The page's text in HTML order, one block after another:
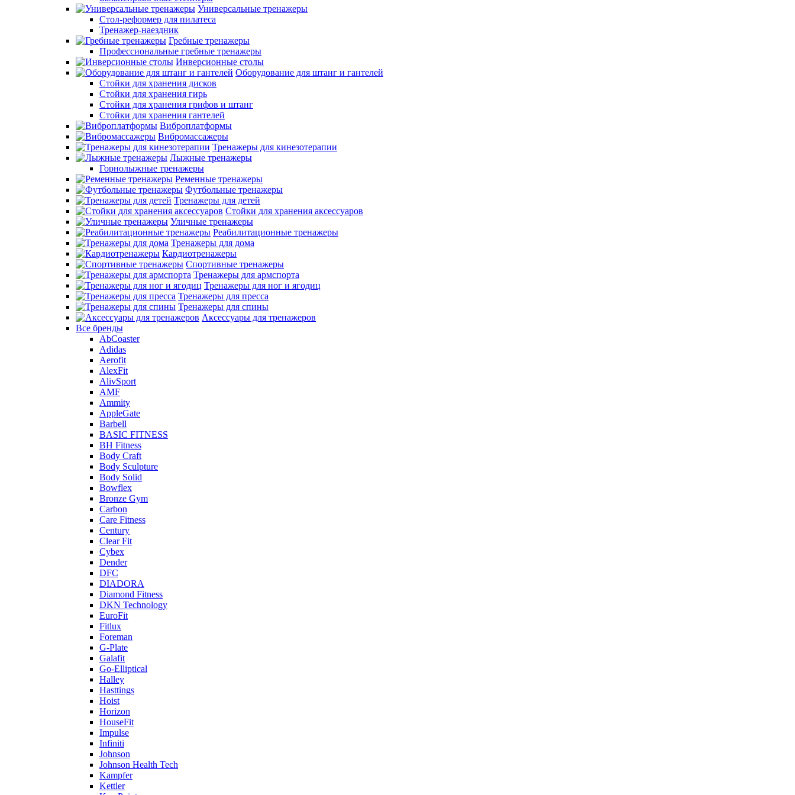
Универсальные тренажеры
Стол-реформер для пилатеса
Тренажер-наездник
Гребные тренажеры
Профессиональные гребные тренажеры
Инверсионные столы
Оборудование для штанг и гантелей
Стойки для хранения дисков
Стойки для хранения гирь
Стойки для хранения грифов и штанг
Стойки для хранения гантелей
Виброплатформы
Вибромассажеры
Тренажеры для кинезотерапии
Лыжные тренажеры
Горнолыжные тренажеры
Ременные тренажеры
Футбольные тренажеры
Тренажеры для детей
Стойки для хранения аксессуаров
Уличные тренажеры
Реабилитационные тренажеры
Тренажеры для дома
Кардиотренажеры
Спортивные тренажеры
Тренажеры для армспорта
Тренажеры для ног и ягодиц
Тренажеры для пресса
Тренажеры для спины
Аксессуары для тренажеров
Все бренды
AbCoaster
Adidas
Aerofit
AlexFit
AlivSport
AMF
Ammity
AppleGate
Barbell
BASIC FITNESS
BH Fitness
Body Craft
Body Sculpture
Body Solid
Bowflex
Bronze Gym
Carbon
Care Fitness
Century
Clear Fit
Cybex
Dender
DFC
DIADORA
Diamond Fitness
DKN Technology
EuroFit
Fitlux
Foreman
G-Plate
Galafit
Go-Elliptical
Halley
Hasttings
Hoist
Horizon
HouseFit
Impulse
Infiniti
Johnson
Johnson Health Tech
Kampfer
Kettler